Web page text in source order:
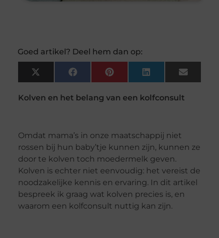
Goed artikel? Deel hem dan op:
X
(Twitter)
FacebookPinterestLinkedInEmail
Kolven en het belang van een kolfconsult
Omdat mama’s in onze maatschappij niet
rossen bij hun baby’tje kunnen zijn, kunnen ze
door te kolven toch moedermelk geven.
Kolven is echter niet eenvoudig: het vereist de
noodzakelijke kennis en ervaring. In dit artikel
bespreek ik graag wat kolven precies is, en
waarom een ​​kolfconsult nuttig kan zijn.